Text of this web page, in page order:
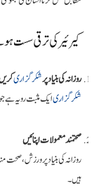
کیرئیر کی ترقی سست
روزانہ کی بنیاد پرشکرگزاری
شکرگزاریایک مثبت رویہ ہے
صحتمند معمولات اپنائیں
روزانہ کی بنیاد پر ورزش، صحت
ہیں۔